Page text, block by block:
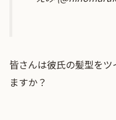
皆さんは彼氏の髪型を
ますか？